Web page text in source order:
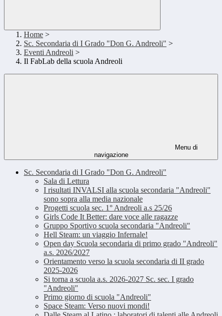
Home >
Sc. Secondaria di I Grado "Don G. Andreoli" >
Eventi Andreoli >
Il FabLab della scuola Andreoli
Menu di
navigazione
Sc. Secondaria di I Grado "Don G. Andreoli"
Sala di Lettura
I risultati INVALSI alla scuola secondaria "Andreoli"
sono sopra alla media nazionale
Progetti scuola sec. 1° Andreoli a.s 25/26
Girls Code It Better: dare voce alle ragazze
Gruppo Sportivo scuola secondaria "Andreoli"
Hell Steam: un viaggio Infernale!
Open day Scuola secondaria di primo grado "Andreoli"
a.s. 2026/2027
Orientamento verso la scuola secondaria di II grado
2025-2026
Si torna a scuola a.s. 2026-2027 Sc. sec. I grado
"Andreoli"
Primo giorno di scuola "Andreoli"
Space Steam: Verso nuovi mondi!